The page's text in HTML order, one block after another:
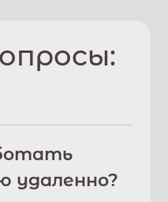
удаленно?